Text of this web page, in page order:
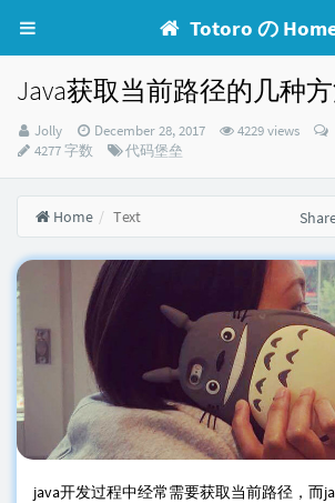
Totoro の
Java获取当前路径的几种
Author：
Jolly
发
December 28, 2017 4229 views
4277 字数
Categories：
代码堡垒
Home Text
java开发过程中经常需要获取当前路径，而